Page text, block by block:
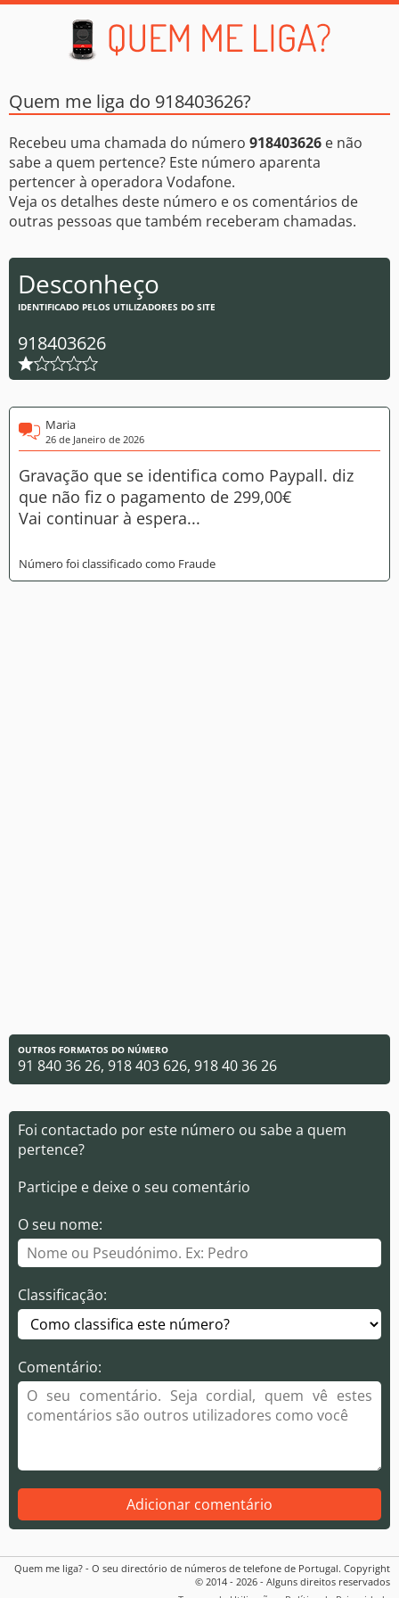
Quem me liga do 918403626?
Recebeu uma chamada do número 918403626 e não
sabe a quem pertence? Este número aparenta
pertencer à operadora Vodafone.
Veja os detalhes deste número e os comentários de
outras pessoas que também receberam chamadas.
Desconheço
IDENTIFICADO PELOS UTILIZADORES DO SITE
918403626
Maria
26 de Janeiro de 2026
Gravação que se identifica como Paypall. diz
que não fiz o pagamento de 299,00€
Vai continuar à espera...
Número foi classificado como Fraude
OUTROS FORMATOS DO NÚMERO
91 840 36 26, 918 403 626, 918 40 36 26
Foi contactado por este número ou sabe a quem
pertence?
Participe e deixe o seu comentário
O seu nome:
Classificação:
Comentário:
Adicionar comentário
Quem me liga? - O seu directório de números de telefone de Portugal. Copyright
© 2014 - 2026 - Alguns direitos reservados